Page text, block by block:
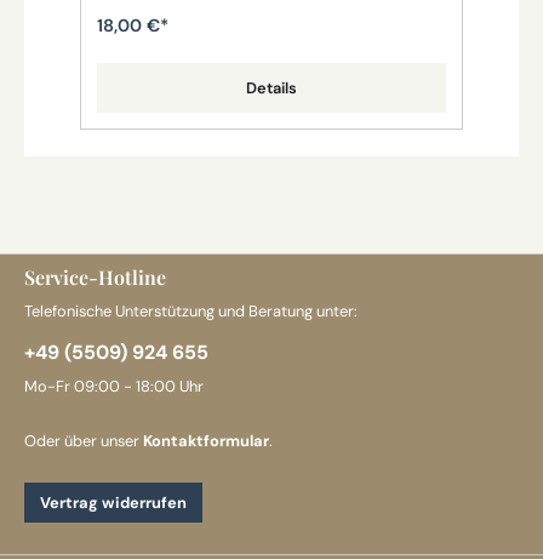
18,00 €*
Details
Service-Hotline
Telefonische Unterstützung und Beratung unter:
+49 (5509) 924 655
Mo-Fr 09:00 - 18:00 Uhr
Oder über unser Kontaktformular.
Vertrag widerrufen